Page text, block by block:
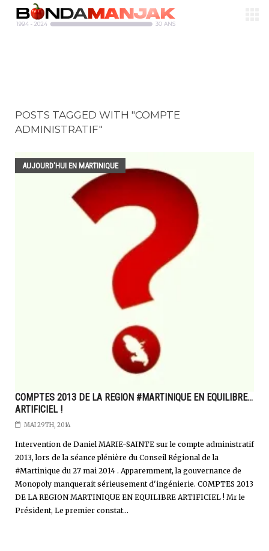
POSTS TAGGED WITH "COMPTE
ADMINISTRATIF"
AUJOURD'HUI EN MARTINIQUE
COMPTES 2013 DE LA REGION #MARTINIQUE EN EQUILIBRE...
ARTIFICIEL !
MAI 29TH, 2014
Intervention de Daniel MARIE-SAINTE sur le compte administratif
2013, lors de la séance plénière du Conseil Régional de la
#Martinique du 27 mai 2014 . Apparemment, la gouvernance de
Monopoly manquerait sérieusement d'ingénierie. COMPTES 2013
DE LA REGION MARTINIQUE EN EQUILIBRE ARTIFICIEL ! Mr le
Président, Le premier constat...